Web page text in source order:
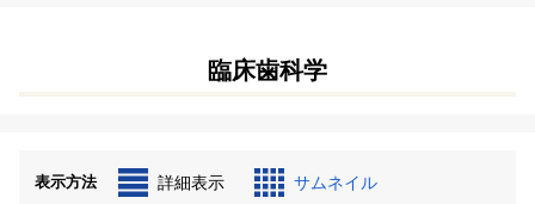
臨床歯科学
表示方法 詳細表示 サムネイル